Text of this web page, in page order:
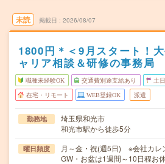
未読 掲載日 2026/08/07
1800円＊＜9月スタート！
ャリア相談＆研修の事務局
職種未経験OK 交通費別途支給あり 土
在宅・リモート WEB登録OK 派遣
勤務地
埼玉県和光市
和光市駅から徒歩5分
曜日頻度
月～金・祝(週5日) ※会社カレ
GW・お盆は1週間～10日程お